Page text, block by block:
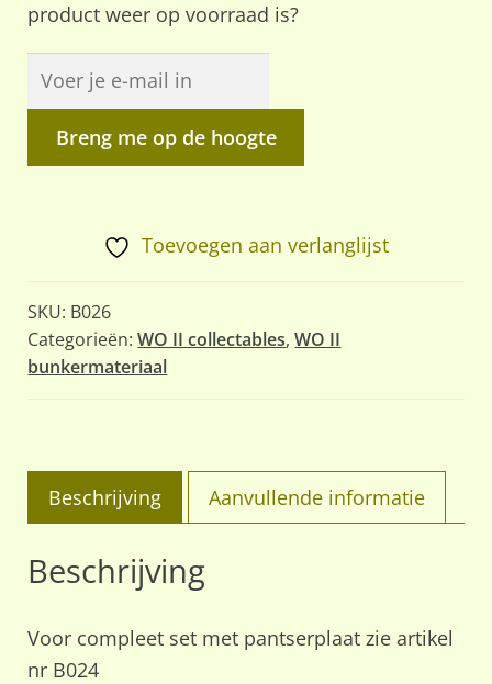
product weer op voorraad is?
Breng me op de hoogte
Toevoegen aan verlanglijst
SKU: B026
Categorieën:WO II collectables,WO II
bunkermateriaal
Beschrijving Aanvullende informatie
Beschrijving
Voor compleet set met pantserplaat zie artikel
nr B024